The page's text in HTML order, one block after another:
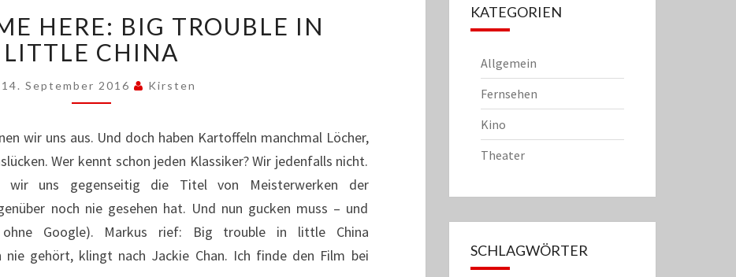
NAME
HERE:
BIG
TROUBLE
IN
CHINA
HERE: BIG TROUBLE IN
LITTLE CHINA
14. September 2016 Kirsten
wir uns aus. Und doch haben Kartoffeln manchmal Löcher,
Wer kennt schon jeden Klassiker? Wir jedenfalls nicht.
wir uns gegenseitig die Titel von Meisterwerken der
noch nie gesehen hat. Und nun gucken muss – und
ohne Google). Markus rief: Big trouble in little China
nie gehört, klingt nach Jackie Chan. Ich finde den Film bei
KATEGORIEN
Allgemein
Fernsehen
Kino
Theater
SCHLAGWÖRTER